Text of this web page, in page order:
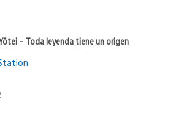
– Toda leyenda tiene un origen